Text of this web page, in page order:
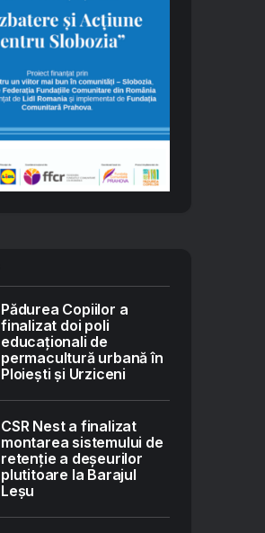
Pădurea Copiilor a
finalizat doi poli
educaționali de
permacultură urbană în
Ploiești și Urziceni
CSR Nest a finalizat
montarea sistemului de
retenție a deșeurilor
plutitoare la Barajul
Leșu